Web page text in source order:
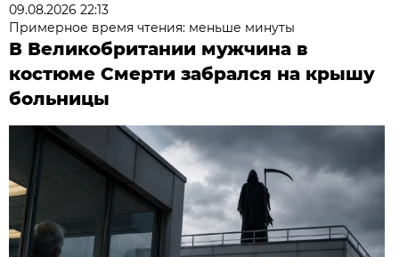
09.08.2026 22:13
Примерное время чтения: меньше минуты
В Великобритании мужчина в
костюме Смерти забрался на крышу
больницы